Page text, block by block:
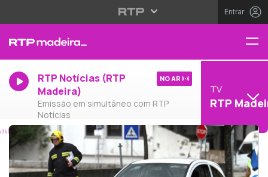
Entrar
RTP Notícias (RTP
Madeira)
Emissão em simultâneo com RTP
Notícias
NO AR
TV
RTP